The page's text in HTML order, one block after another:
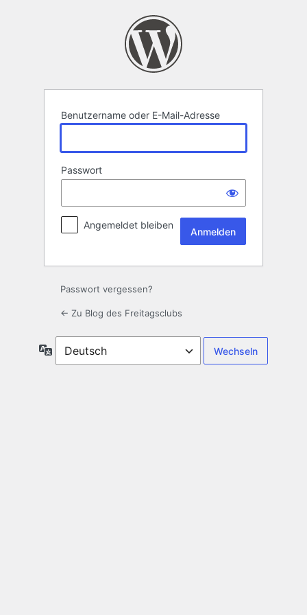
Benutzername oder E-Mail-Adresse
Passwort
Angemeldet bleiben
Passwort vergessen?
← Zu Blog des Freitagsclubs
Sprache